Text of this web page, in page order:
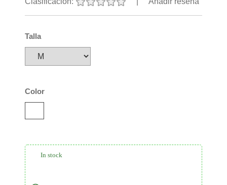
Talla
Color
In stock